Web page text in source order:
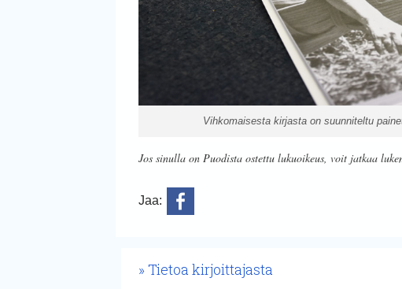
Vihkomaisesta kirjasta on suunniteltu
Jos sinulla on Puodista ostettu lukuoikeus, voit jatkaa
Jaa:
Tietoa kirjoittajasta